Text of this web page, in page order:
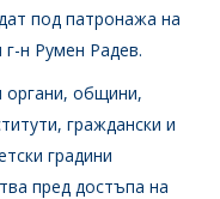
под патронажа на
н Румен Радев.
органи, общини,
граждански и
градини
пред достъпа на